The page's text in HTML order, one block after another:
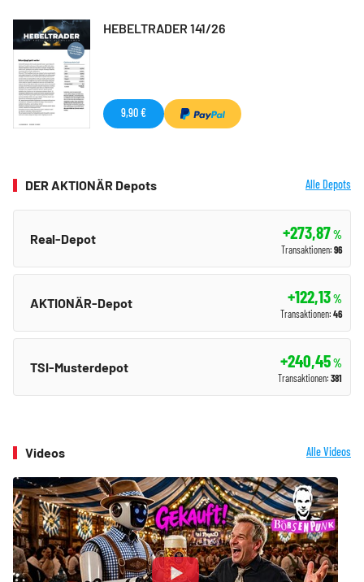
HEBELTRADER 141/26
9,90 €
DER AKTIONÄR Depots Alle Depots
Real-Depot +273,87%
Transaktionen: 96
AKTIONÄR-Depot +122,13%
Transaktionen: 46
TSI-Musterdepot +240,45%
Transaktionen: 381
Videos Alle Videos